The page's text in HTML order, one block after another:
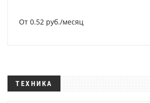
От 0.52 руб./месяц
ТЕХНИКА